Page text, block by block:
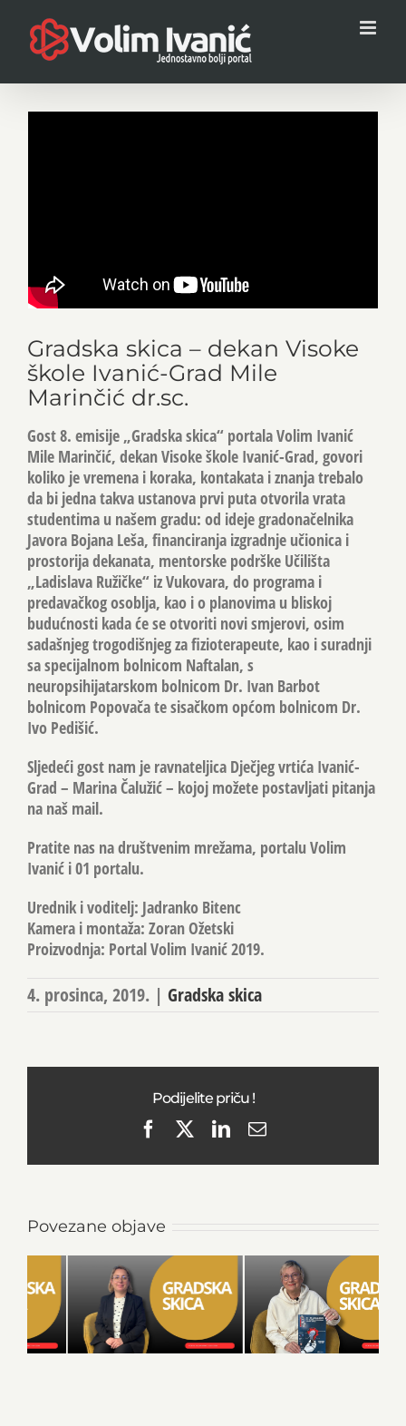
content
Gradska skica – dekan Visoke
škole Ivanić-Grad Mile
Marinčić dr.sc.
Gost 8. emisije „Gradska skica“ portala Volim Ivanić
Mile Marinčić, dekan Visoke škole Ivanić-Grad, govori
koliko je vremena i koraka, kontakata i znanja trebalo
da bi jedna takva ustanova prvi puta otvorila vrata
studentima u našem gradu: od ideje gradonačelnika
Javora Bojana Leša, financiranja izgradnje učionica i
prostorija dekanata, mentorske podrške Učilišta
„Ladislava Ružičke“ iz Vukovara, do programa i
predavačkog osoblja, kao i o planovima u bliskoj
budućnosti kada će se otvoriti novi smjerovi, osim
sadašnjeg trogodišnjeg za fizioterapeute, kao i suradnji
sa specijalnom bolnicom Naftalan, s
neuropsihijatarskom bolnicom Dr. Ivan Barbot
bolnicom Popovača te sisačkom općom bolnicom Dr.
Ivo Pedišić.
Sljedeći gost nam je ravnateljica Dječjeg vrtića Ivanić-
Grad – Marina Čalužić – kojoj možete postavljati pitanja
na naš mail.
Pratite nas na društvenim mrežama, portalu Volim
Ivanić i 01 portalu.
Urednik i voditelj: Jadranko Bitenc
Kamera i montaža: Zoran Ožetski
Proizvodnja: Portal Volim Ivanić 2019.
4. prosinca, 2019. | Gradska skica
Podijelite priču !
FacebookLinkedIn
Email
Povezane objave